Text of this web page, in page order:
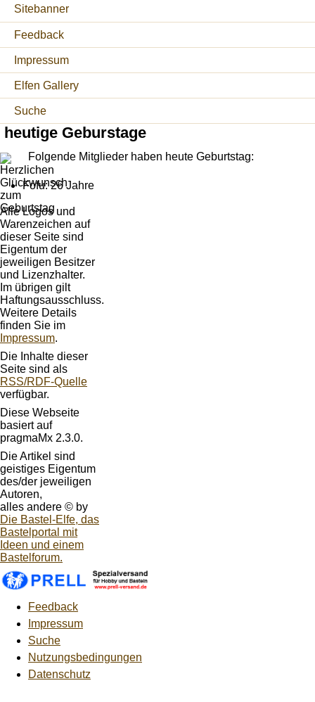
Sitebanner
Feedback
Impressum
Elfen Gallery
Suche
heutige Geburstage
Folgende Mitglieder haben heute Geburtstag:
Fofu: 26 Jahre
Alle Logos und
Warenzeichen auf
dieser Seite sind
Eigentum der
jeweiligen Besitzer
und Lizenzhalter.
Im übrigen gilt
Haftungsausschluss.
Weitere Details
finden Sie im
Impressum.
Die Inhalte dieser
Seite sind als
RSS/RDF-Quelle
verfügbar.
Diese Webseite
basiert auf
pragmaMx 2.3.0.
Die Artikel sind
geistiges Eigentum
des/der jeweiligen
Autoren,
alles andere © by
Die Bastel-Elfe, das
Bastelportal mit
Ideen und einem
Bastelforum.
Feedback
Impressum
Suche
Nutzungsbedingungen
Datenschutz